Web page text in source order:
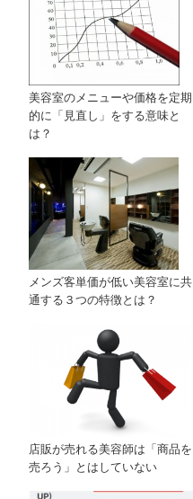
美容室のメニューや価格を定期
的に「見直し」をする意味と
は？
メンズ客単価が低い美容室に共
通する３つの特徴とは？
店販が売れる美容師は「商品を
売ろう」とはしていない